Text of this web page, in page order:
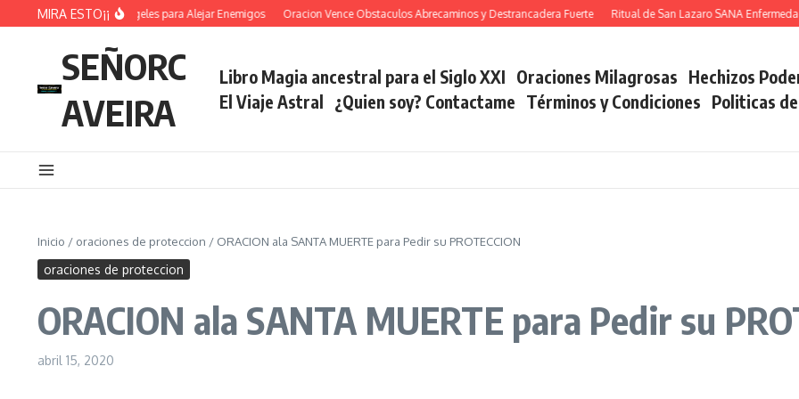
Saltar al contenido
MIRA ESTO¡¡
Oracion De los Angeles para Alejar Enemigos Oracion Vence Obstaculos Abrecaminos y Destrancadera Fuerte Ritual de San Lazaro SANA
SEÑORC
AVEIRA
Libro Magia ancestral para el Siglo XXI Oraciones Milagrosas Hechizos
El Viaje Astral ¿Quien soy? Contactame Términos y Condiciones Politicas
Inicio / oraciones de proteccion / ORACION ala SANTA MUERTE para Pedir su PROTECCION
oraciones de proteccion
ORACION ala SANTA MUERTE para Pedir su
abril 15, 2020